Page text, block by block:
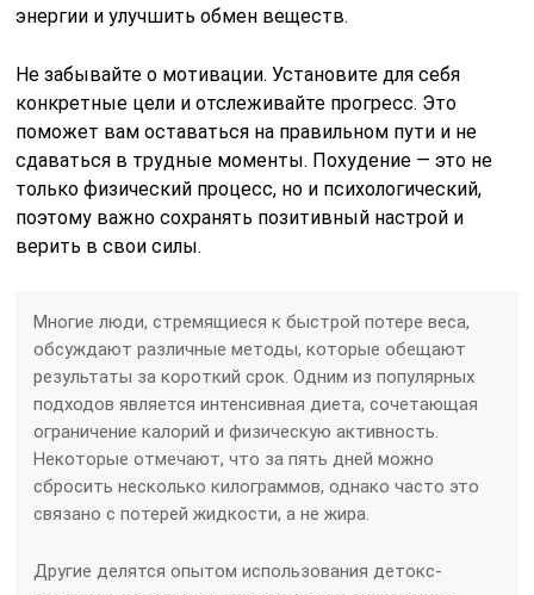
энергии и улучшить обмен веществ.
Не забывайте о мотивации. Установите для себя
конкретные цели и отслеживайте прогресс. Это
поможет вам оставаться на правильном пути и не
сдаваться в трудные моменты. Похудение — это не
только физический процесс, но и психологический,
поэтому важно сохранять позитивный настрой и
верить в свои силы.
Многие люди, стремящиеся к быстрой потере веса,
обсуждают различные методы, которые обещают
результаты за короткий срок. Одним из популярных
подходов является интенсивная диета, сочетающая
ограничение калорий и физическую активность.
Некоторые отмечают, что за пять дней можно
сбросить несколько килограммов, однако часто это
связано с потерей жидкости, а не жира.
Другие делятся опытом использования детокс-